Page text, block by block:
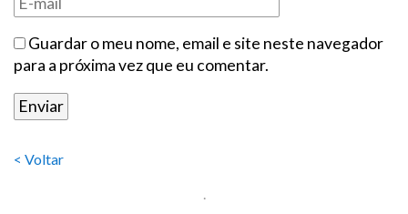
Guardar o meu nome, email e site neste navegador
para a próxima vez que eu comentar.
< Voltar